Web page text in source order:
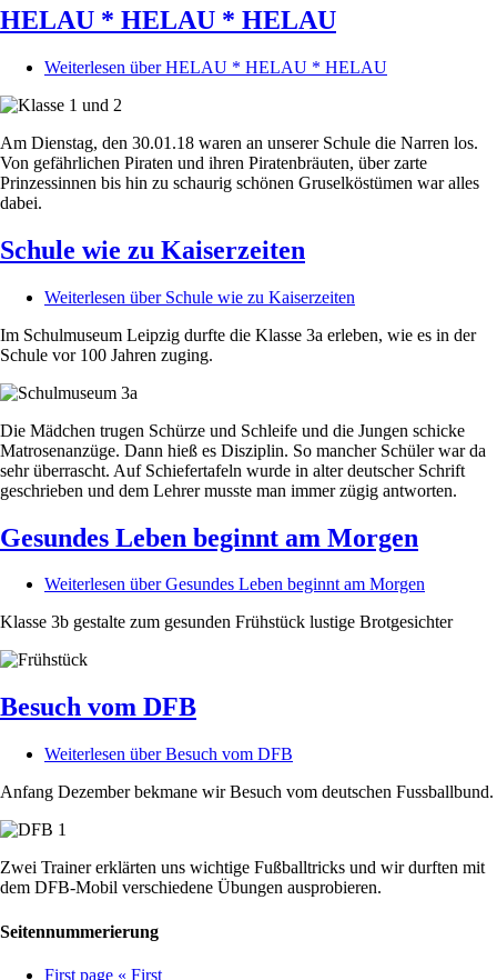
HELAU * HELAU * HELAU
Weiterlesen über HELAU * HELAU * HELAU
Am Dienstag, den 30.01.18 waren an unserer Schule die Narren los.
Von gefährlichen Piraten und ihren Piratenbräuten, über zarte
Prinzessinnen bis hin zu schaurig schönen Gruselköstümen war alles
dabei.
Schule wie zu Kaiserzeiten
Weiterlesen über Schule wie zu Kaiserzeiten
Im Schulmuseum Leipzig durfte die Klasse 3a erleben, wie es in der
Schule vor 100 Jahren zuging.
Die Mädchen trugen Schürze und Schleife und die Jungen schicke
Matrosenanzüge. Dann hieß es Disziplin. So mancher Schüler war da
sehr überrascht. Auf Schiefertafeln wurde in alter deutscher Schrift
geschrieben und dem Lehrer musste man immer zügig antworten.
Gesundes Leben beginnt am Morgen
Weiterlesen über Gesundes Leben beginnt am Morgen
Klasse 3b gestalte zum gesunden Frühstück lustige Brotgesichter
Besuch vom DFB
Weiterlesen über Besuch vom DFB
Anfang Dezember bekmane wir Besuch vom deutschen Fussballbund.
Zwei Trainer erklärten uns wichtige Fußballtricks und wir durften mit
dem DFB-Mobil verschiedene Übungen ausprobieren.
Seitennummerierung
First page « First